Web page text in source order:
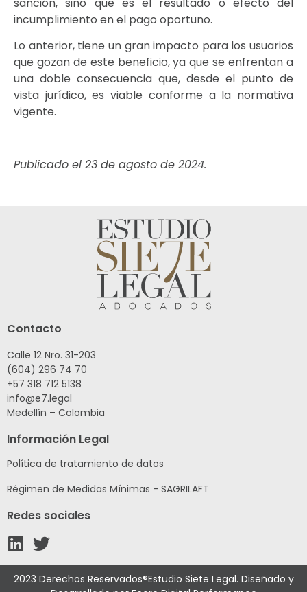
incumplimiento en el pago oportuno.
Lo anterior, tiene un gran impacto para los usuarios
que gozan de este beneficio, ya que se enfrentan a
una doble consecuencia que, desde el punto de
vista jurídico, es viable conforme a la normativa
vigente.
Publicado el 23 de agosto de 2024.
Contacto
Calle 12 Nro. 31-203
(604) 296 74 70
+57 318 712 5138
info@e7.legal
Medellín – Colombia
Información Legal
Política de tratamiento de datos
Régimen de Medidas Mínimas - SAGRILAFT
Redes sociales
2023 Derechos Reservados®Estudio Siete Legal. Diseñado y